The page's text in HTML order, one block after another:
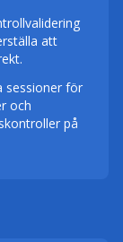
att
sessioner för
och
på